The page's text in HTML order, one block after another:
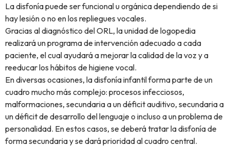
La disfonía puede ser funcional u orgánica dependiendo de si
hay lesión o no en los repliegues vocales.
Gracias al diagnóstico del ORL, la unidad de logopedia
realizará un programa de intervención adecuado a cada
paciente, el cual ayudará a mejorar la calidad de la voz y a
reeducar los hábitos de higiene vocal.
En diversas ocasiones, la disfonía infantil forma parte de un
cuadro mucho más complejo: procesos infecciosos,
malformaciones, secundaria a un déficit auditivo, secundaria a
un déficit de desarrollo del lenguaje o incluso a un problema de
personalidad. En estos casos, se deberá tratar la disfonía de
forma secundaria y se dará prioridad al cuadro central.